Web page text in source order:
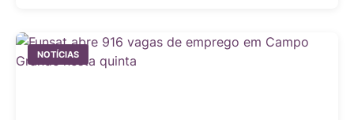
NOTÍCIAS